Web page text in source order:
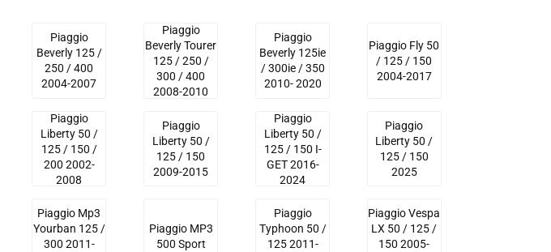
Piaggio
Beverly 125 /
250 / 400
2004-2007
Piaggio
Beverly Tourer
125 / 250 /
300 / 400
2008-2010
Piaggio
Beverly 125ie
/ 300ie / 350
2010- 2020
Piaggio Fly 50
/ 125 / 150
2004-2017
Piaggio
Liberty 50 /
125 / 150 /
200 2002-
2008
Piaggio
Liberty 50 /
125 / 150
2009-2015
Piaggio
Liberty 50 /
125 / 150 I-
GET 2016-
2024
Piaggio
Liberty 50 /
125 / 150
2025
Piaggio Mp3
Yourban 125 /
300 2011-
Piaggio MP3
500 Sport
Piaggio
Typhoon 50 /
125 2011-
Piaggio Vespa
LX 50 / 125 /
150 2005-